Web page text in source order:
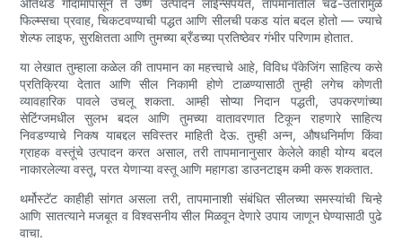
फिल्म्सचा प्रवाह, चिकटवण्याची पद्धत आणि सीलची पकड यांत बदल होतो — ज्याचे
शेल्फ लाइफ, सुरक्षितता आणि तुमच्या ब्रँडच्या प्रतिष्ठेवर गंभीर परिणाम होतात.
या लेखात तुम्हाला कळेल की तापमान का महत्त्वाचे आहे, विविध पॅकेजिंग साहित्य कसे
प्रतिक्रिया देतात आणि सील निकामी होणे टाळण्यासाठी तुम्ही लगेच कोणती
व्यावहारिक पावले उचलू शकता. आम्ही सोप्या निदान पद्धती, उपकरणांच्या
सेटिंग्जमधील सुलभ बदल आणि तुमच्या वातावरणात टिकून राहणारे साहित्य
निवडण्याचे निकष याबद्दल सविस्तर माहिती देऊ. तुम्ही अन्न, औषधनिर्माण किंवा
ग्राहक वस्तूंचे उत्पादन करत असाल, तरी तापमानानुसार केलेले काही योग्य बदल
नाकारलेल्या वस्तू, परत येणाऱ्या वस्तू आणि महागडा डाउनटाइम कमी करू शकतात.
थर्मोस्टॅट काहीही सांगत असला तरी, तापमानाशी संबंधित सीलच्या समस्यांची चिन्हे
आणि सातत्याने मजबूत व विश्वसनीय सील मिळवून देणारे उपाय जाणून घेण्यासाठी पुढे
वाचा.